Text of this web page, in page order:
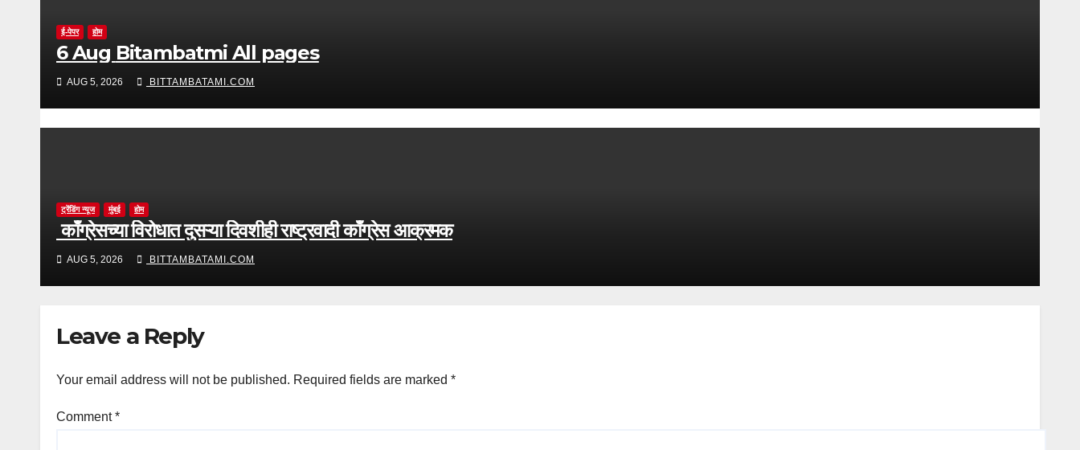
ई-पेपर होम
6 Aug Bitambatmi All pages
AUG 5, 2026 BITTAMBATAMI.COM
ट्रेंडिंग न्यूज मुंबई होम
काँग्रेसच्या विरोधात दुसऱ्या दिवशीही राष्ट्रवादी काँग्रेस आक्रमक
AUG 5, 2026 BITTAMBATAMI.COM
Leave a Reply
Your email address will not be published. Required fields are marked *
Comment*